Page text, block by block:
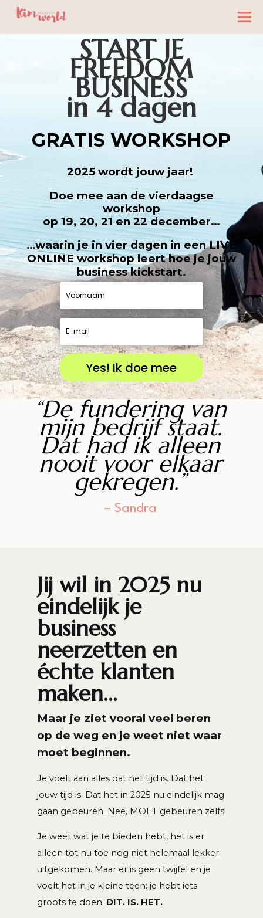
START JE
FREEDOM
BUSINESS
in 4 dagen
GRATIS WORKSHOP
2025 wordt jouw jaar!
Doe mee aan de vierdaagse
workshop
op 19, 20, 21 en 22 december…
…waarin je in vier dagen in een LIVE
ONLINE workshop leert hoe je jouw
business kickstart.
Yes! Ik doe mee
“De fundering van
mijn bedrijf staat.
Dat had ik alleen
nooit voor elkaar
gekregen.”
– Sandra
Jij wil in 2025 nu
eindelijk je
business
neerzetten en
échte klanten
maken…
Maar je ziet vooral veel beren
op de weg en je weet niet waar
moet beginnen.
Je voelt aan alles dat het tijd is. Dat het
jouw tijd is. Dat het in 2025 nu eindelijk mag
gaan gebeuren. Nee, MOET gebeuren zelfs!
Je weet wat je te bieden hebt, het is er
alleen tot nu toe nog niet helemaal lekker
uitgekomen. Maar er is geen twijfel en je
voelt het in je kleine teen: je hebt iets
groots te doen. DIT. IS. HET.